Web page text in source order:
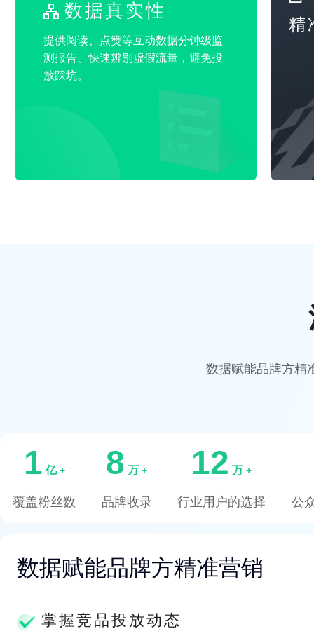
数据真实性
提供阅读、点赞等互动数据分钟级监
测报告、快速辨别虚假流量，避免投
放踩坑。
精
数据赋能品牌方精
1 亿 +
覆盖粉丝数
8 万 +
品牌收录
12 万 +
行业用户的选择 公
数据赋能品牌方精准营销
掌握竞品投放动态